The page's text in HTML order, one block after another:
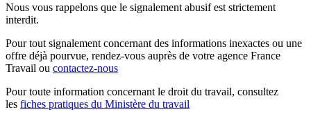
Nous vous rappelons que le signalement abusif est strictement
interdit.
Pour tout signalement concernant des informations inexactes ou une
offre déjà pourvue, rendez-vous auprès de votre agence France
Travail ou contactez-nous
Pour toute information concernant le droit du travail, consultez
les fiches pratiques du Ministère du travail